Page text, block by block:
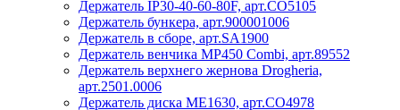
Держатель IP30-40-60-80F, арт.CO5105
Держатель бункера, арт.900001006
Держатель в сборе, арт.SA1900
Держатель венчика МР450 Combi, арт.89552
Держатель верхнего жернова Drogheria,
арт.2501.0006
Держатель диска ME1630, арт.CO4978